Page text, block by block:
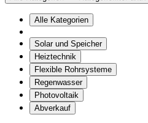
Alle Kategorien
Solar und Speicher
Heiztechnik
Flexible Rohrsysteme
Regenwasser
Photovoltaik
Abverkauf